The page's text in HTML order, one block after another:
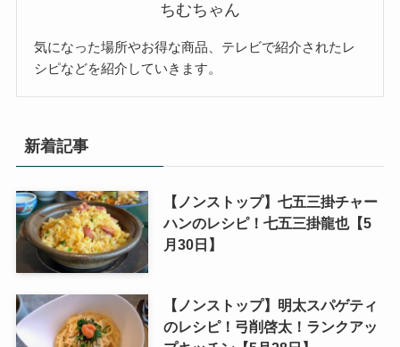
ちむちゃん
気になった場所やお得な商品、テレビで紹介されたレ
シピなどを紹介していきます。
新着記事
【ノンストップ】七五三掛チャー
ハンのレシピ！七五三掛龍也【5
月30日】
【ノンストップ】明太スパゲティ
のレシピ！弓削啓太！ランクアッ